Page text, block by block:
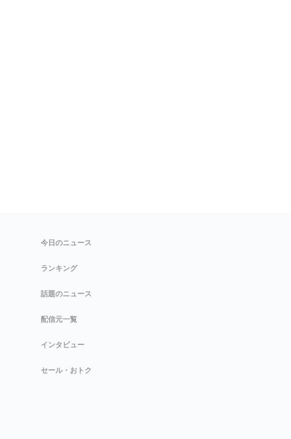
今日のニュース
ランキング
話題のニュース
配信元一覧
インタビュー
セール・おトク